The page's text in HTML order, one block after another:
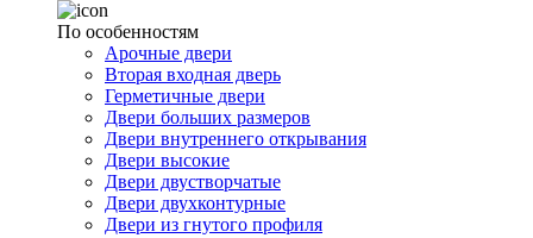
По особенностям
Арочные двери
Вторая входная дверь
Герметичные двери
Двери больших размеров
Двери внутреннего открывания
Двери высокие
Двери двустворчатые
Двери двухконтурные
Двери из гнутого профиля